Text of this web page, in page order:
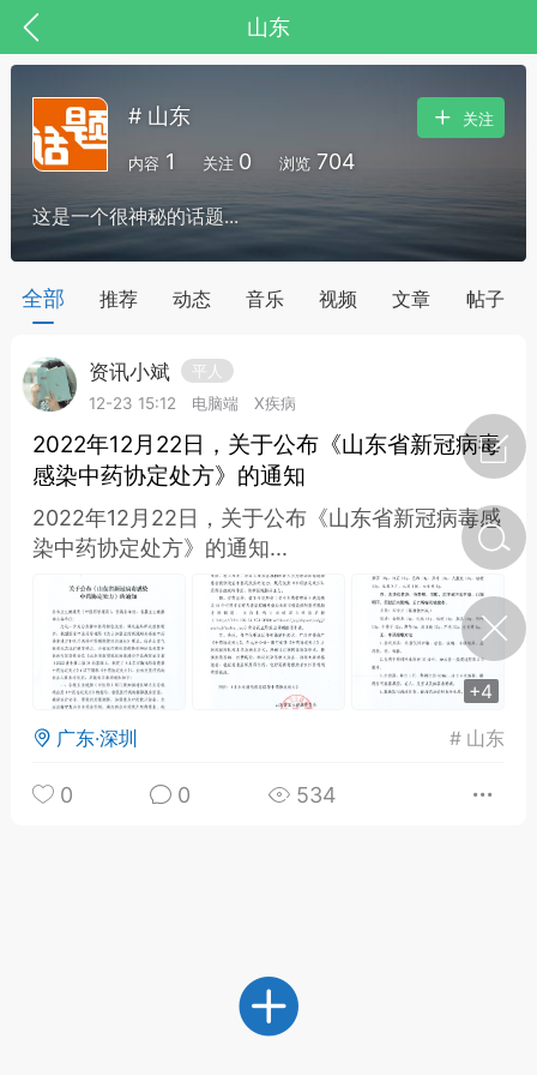
山东
，华夏中医人：家门口的中医人！
节气气象
·特急预警】关
节返乡期间“闪
急提示
0
如何购买【理肺清瘟膏】
小海（HAi）
谷气行、营卫通：内经视角
下的脾胃调养要义
# 山东
内容 1 关注 0 浏览 704
关注
这是一个很神秘的话题...
全部 推荐 动态 音乐 视频 文章 帖子
资讯小斌
平人
12-23 15:12
电脑端 X疾病
2022年12月22日，关于公布《山东省新冠病毒
感染中药协定处方》的通知
2022年12月22日，关于公布《山东省新冠病毒感
染中药协定处方》的通知...
+4
广东·深圳 # 山东
0 0 534